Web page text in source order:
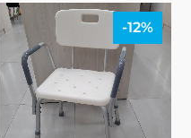
-12%
El
precio
original
era:
$112,95.
El
es: